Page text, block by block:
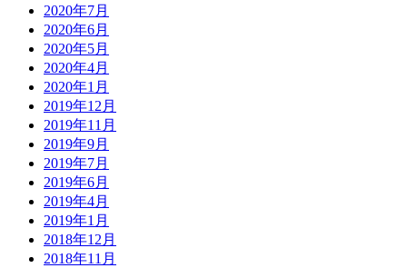
2020年7月
2020年6月
2020年5月
2020年4月
2020年1月
2019年12月
2019年11月
2019年9月
2019年7月
2019年6月
2019年4月
2019年1月
2018年12月
2018年11月